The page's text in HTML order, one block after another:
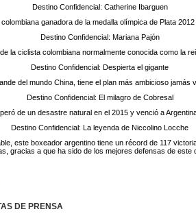
Destino Confidencial: Catherine Ibarguen
ganadora de la medalla olímpica de Plata 2012
Destino Confidencial: Mariana Pajón
la ciclista colombiana normalmente conocida como la
Destino Confidencial: Despierta el gigante
del mundo China, tiene el plan más ambicioso jamás
Destino Confidencial: El milagro de Cobresal
de un desastre natural en el 2015 y venció a
Destino Confidencial: La leyenda de Niccolino Locche
este boxeador argentino tiene un récord de 117
gracias a que ha sido de los mejores defensas de este
DE PRENSA